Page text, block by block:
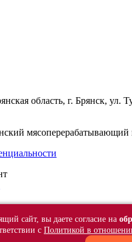
область, г. Брянск, ул.
мясоперерабатывающий
сайт, вы даете согласие на
с Политикой в